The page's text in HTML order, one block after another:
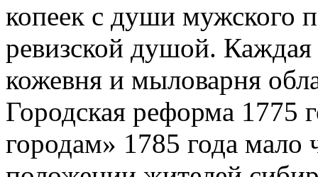
копеек с души мужского
ревизской душой. Каждая
кожевня и мыловарня
Городская реформа 1775
городам» 1785 года мало